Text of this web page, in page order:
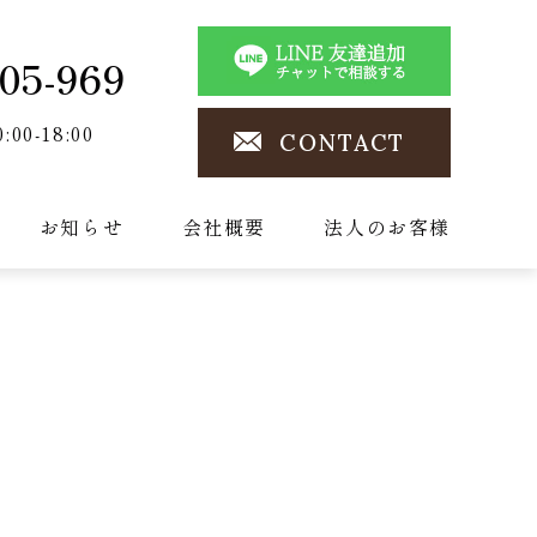
969
18:00 CONTACT
お知らせ 会社概要 法人のお客様